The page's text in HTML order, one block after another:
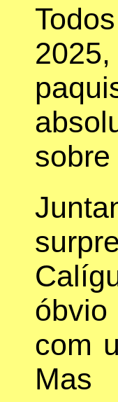
sobre
óbvio
com
Mas